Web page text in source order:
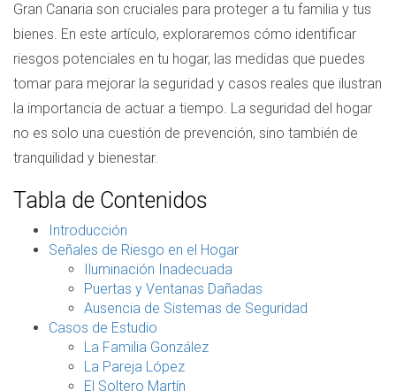
Gran Canaria son cruciales para proteger a tu familia y tus
bienes. En este artículo, exploraremos cómo identificar
riesgos potenciales en tu hogar, las medidas que puedes
tomar para mejorar la seguridad y casos reales que ilustran
la importancia de actuar a tiempo. La seguridad del hogar
no es solo una cuestión de prevención, sino también de
tranquilidad y bienestar.
Tabla de Contenidos
Introducción
Señales de Riesgo en el Hogar
Iluminación Inadecuada
Puertas y Ventanas Dañadas
Ausencia de Sistemas de Seguridad
Casos de Estudio
La Familia González
La Pareja López
El Soltero Martín